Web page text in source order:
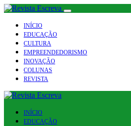
INÍCIO
EDUCAÇÃO
CULTURA
EMPREENDEDORISMO
INOVAÇÃO
COLUNAS
REVISTA
INÍCIO
EDUCAÇÃO